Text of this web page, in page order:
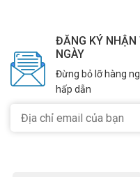
ĐĂNG KÝ NHẬN
NGÀY
Đừng bỏ lỡ hàng
hấp dẫn